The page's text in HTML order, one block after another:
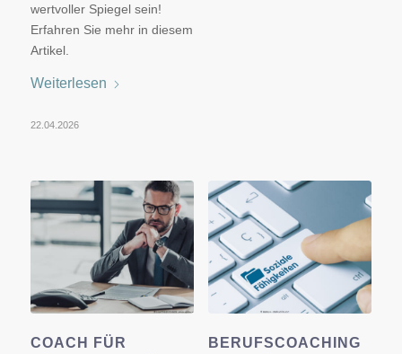
wertvoller Spiegel sein!
Erfahren Sie mehr in diesem
Artikel.
Weiterlesen
22.04.2026
COACH FÜR
BERUFSCOACHING